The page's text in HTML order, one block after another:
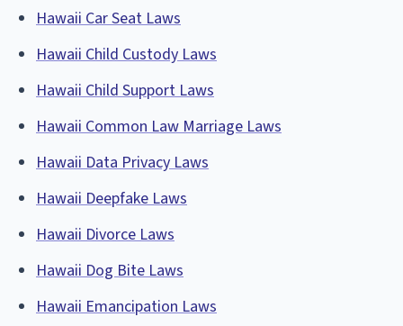
Hawaii Car Seat Laws
Hawaii Child Custody Laws
Hawaii Child Support Laws
Hawaii Common Law Marriage Laws
Hawaii Data Privacy Laws
Hawaii Deepfake Laws
Hawaii Divorce Laws
Hawaii Dog Bite Laws
Hawaii Emancipation Laws